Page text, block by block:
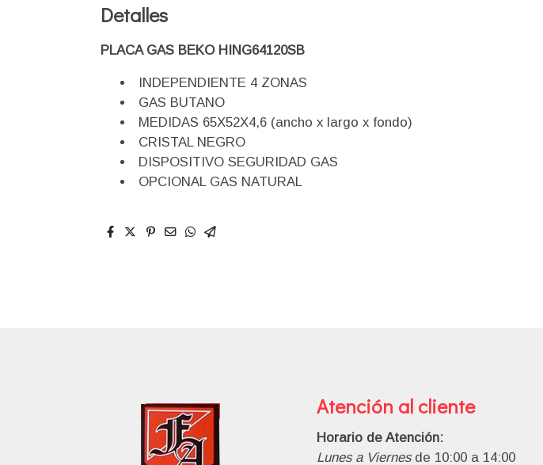
Detalles
PLACA GAS BEKO HING64120SB
INDEPENDIENTE 4 ZONAS
GAS BUTANO
MEDIDAS 65X52X4,6 (ancho x largo x fondo)
CRISTAL NEGRO
DISPOSITIVO SEGURIDAD GAS
OPCIONAL GAS NATURAL
Atención al cliente
Horario de Atención:
Lunes a Viernesde 10:00 a 14:00